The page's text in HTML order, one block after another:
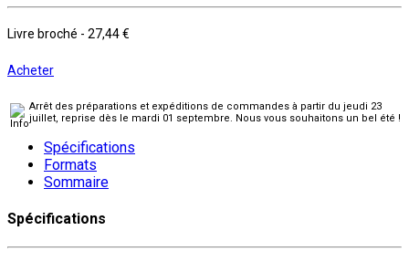
Livre broché - 27,44 €
Acheter
Arrêt des préparations et expéditions de commandes à partir du jeudi 23
juillet, reprise dès le mardi 01 septembre. Nous vous souhaitons un bel été !
Spécifications
Formats
Sommaire
Spécifications